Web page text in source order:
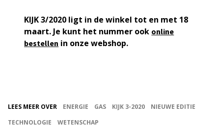
KIJK 3/2020 ligt in de winkel tot en met 18
maart. Je kunt het nummer ook online
bestellen in onze webshop.
LEES MEER OVER ENERGIE GAS KIJK 3-2020
NIEUWE EDITIE
TECHNOLOGIE
WETENSCHAP